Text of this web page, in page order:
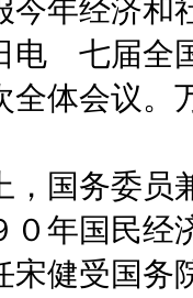
今年经济和
电 七届全
全体会议
，国务委员
０年国民经
宋健受国务